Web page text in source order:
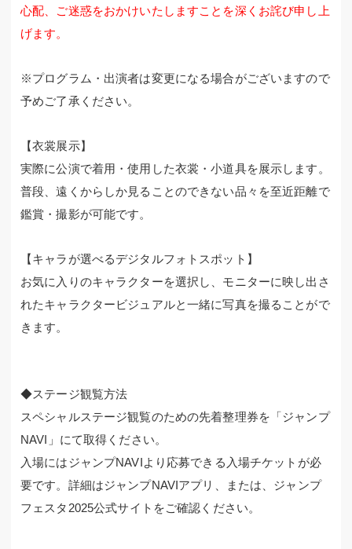
心配、ご迷惑をおかけいたしますことを深くお詫び申し上
げます。
※プログラム・出演者は変更になる場合がございますので
予めご了承ください。
【衣裳展示】
実際に公演で着用・使用した衣裳・小道具を展示します。
普段、遠くからしか見ることのできない品々を至近距離で
鑑賞・撮影が可能です。
【キャラが選べるデジタルフォトスポット】
お気に入りのキャラクターを選択し、モニターに映し出さ
れたキャラクタービジュアルと一緒に写真を撮ることがで
きます。
◆ステージ観覧方法
スペシャルステージ観覧のための先着整理券を「ジャンプ
NAVI」にて取得ください。
入場にはジャンプNAVIより応募できる入場チケットが必
要です。詳細はジャンプNAVIアプリ、または、ジャンプ
フェスタ2025公式サイトをご確認ください。